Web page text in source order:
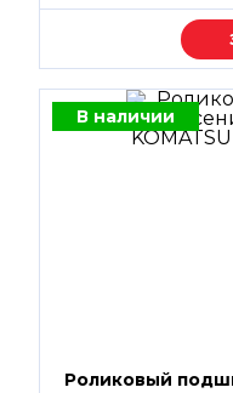
702-16-58320,
07002-61423
В наличии
Роликовый